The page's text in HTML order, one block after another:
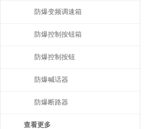
防爆变频调速箱
防爆控制按钮箱
防爆控制按钮
防爆喊话器
防爆断路器
查看更多